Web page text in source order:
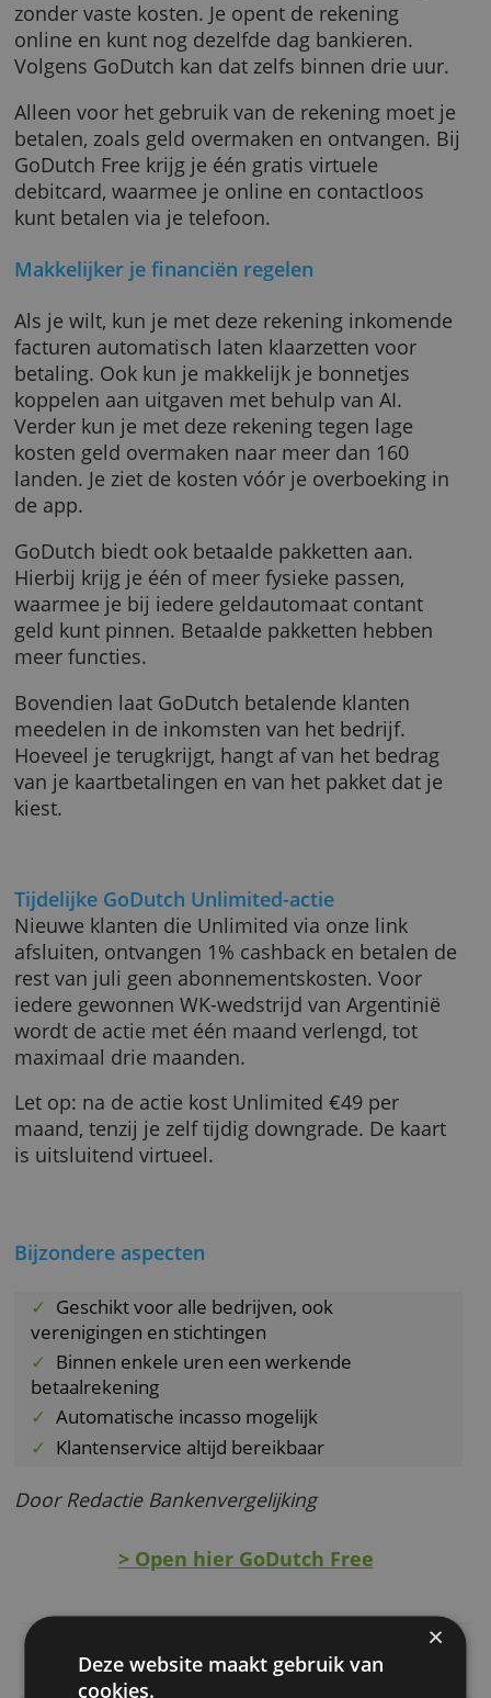
GoDutch Free
zonder vaste kosten. Je opent de rekening
online en kunt nog dezelfde dag bankieren.
Volgens GoDutch kan dat zelfs binnen drie
Alleen voor het gebruik van de rekening
betalen, zoals geld overmaken en
GoDutch Free krijg je één gratis virtuele
debitcard, waarmee je online en contactloos
kunt betalen via je telefoon.
Makkelijker je financiën regelen
Als je wilt, kun je met deze rekening
facturen automatisch laten klaarzetten voor
koppelen aan uitgaven met behulp van AI.
Verder kun je met deze rekening tegen lage
kosten geld overmaken naar meer dan 160
landen. Je ziet de kosten vóór je
GoDutch biedt ook betaalde pakketten aan.
Hierbij krijg je één of meer fysieke passen,
waarmee je bij iedere geldautomaat contant
geld kunt pinnen. Betaalde pakketten
Bovendien laat GoDutch betalende klanten
meedelen in de inkomsten van het bedrijf.
Hoeveel je terugkrijgt, hangt af van het
van je kaartbetalingen en van het pakket dat
kiest.
Tijdelijke GoDutch Unlimited-actie
Nieuwe klanten die Unlimited via onze link
iedere gewonnen WK-wedstrijd van
wordt de actie met één maand verlengd, tot
maximaal drie maanden.
Let op: na de actie kost Unlimited €49 per
maand, tenzij je zelf tijdig downgrade. De
is uitsluitend virtueel.
verenigingen en stichtingen
Binnen enkele uren een werkende
betaalrekening